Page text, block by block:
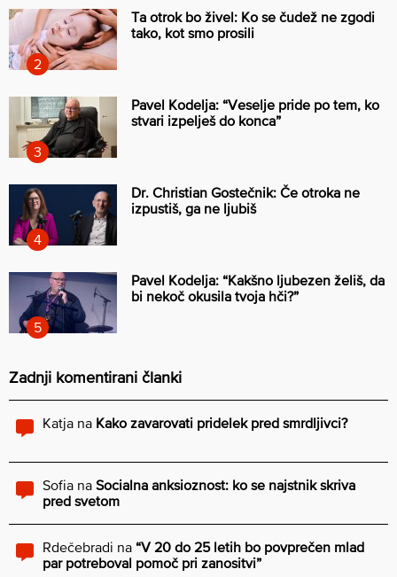
Ta otrok bo živel: Ko se čudež ne zgodi
tako, kot smo prosili
Pavel Kodelja: “Veselje pride po tem, ko
stvari izpelješ do konca”
Dr. Christian Gostečnik: Če otroka ne
izpustiš, ga ne ljubiš
Pavel Kodelja: “Kakšno ljubezen želiš, da
bi nekoč okusila tvoja hči?”
Zadnji komentirani članki
Katja na Kako zavarovati pridelek pred smrdljivci?
Sofia na Socialna anksioznost: ko se najstnik skriva
pred svetom
Rdečebradi na “V 20 do 25 letih bo povprečen mlad
par potreboval pomoč pri zanositvi”